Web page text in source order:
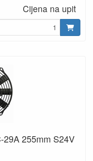
Cijena na upit
29A 255mm S24V